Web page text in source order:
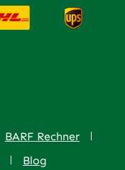
BARF Rechner
Blog